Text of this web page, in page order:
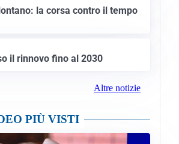
la corsa contro il tempo
il rinnovo fino al 2030
Altre notizie
PIÙ VISTI